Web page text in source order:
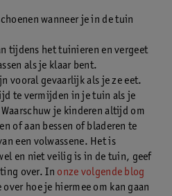
wanneer je in de tuin
tijdens het tuinieren en vergeet
als je klaar bent.
vooral gevaarlijk als je ze eet.
te vermijden in je tuin als je
je kinderen altijd om
of aan bessen of bladeren te
een volwassene. Het is
en niet veilig is in de tuin, geef
over. In onze volgende blog
hoe je hiermee om kan gaan